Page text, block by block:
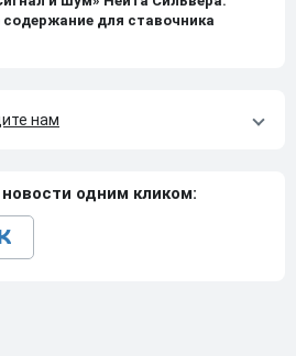
содержание для ставочника
нам
одним кликом: